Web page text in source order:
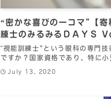
“密かな喜びの一コマ”【寄
練士のみるみるＤＡＹＳ
“視能訓練士”という眼科の専門技
ですか？国家資格であり、特に小
July 13, 2020